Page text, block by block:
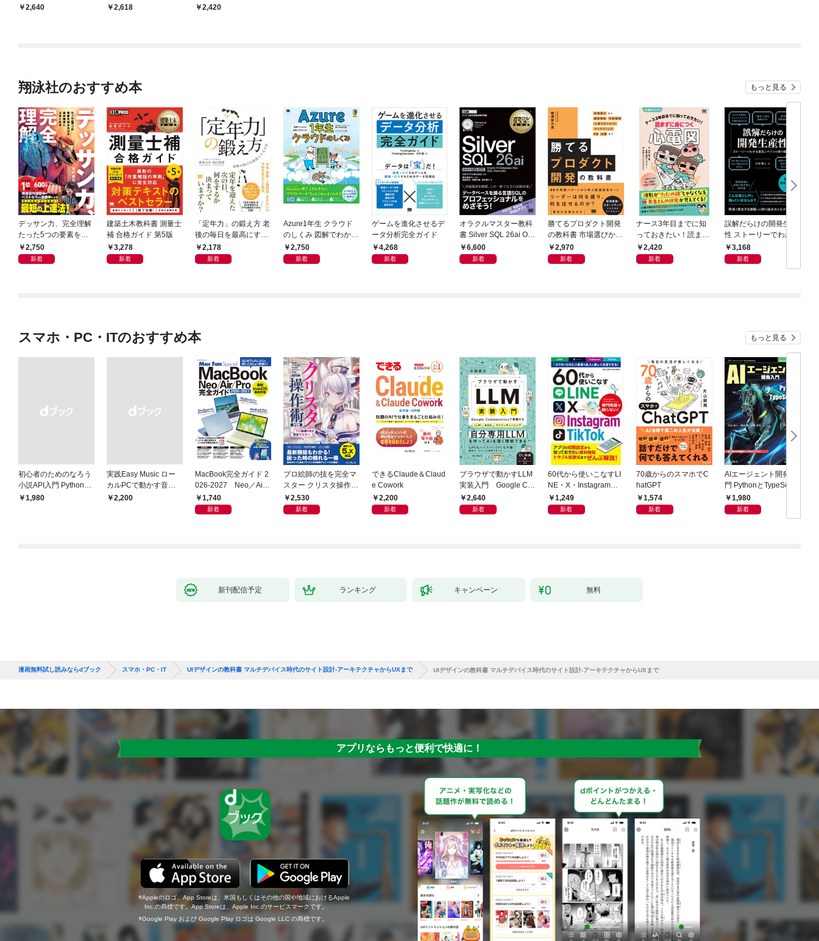
設計と改善を成功させ
2,640
ス時代のインターフェ
2,618
イト設計-アーキテクチ
2,420
翔泳社のおすすめ本 もっと見る
デッサン力、完全理解
たった5つの要素を知
るだけで絵が確実に上
手くなる
2,750
新着
建築土木教科書 測量士
補 合格ガイド 第5版
3,278
新着
「定年力」の鍛え方 老
後の毎日を最高にする
方法2,178
新着
Azure1年生 クラウド
のしくみ 図解でわか
る！会話でまなべる！
2,750
新着
ゲームを進化させるデ
ータ分析完全ガイド
4,268
新着
オラクルマスター教科
書 Silver SQL 26ai Ora
cle AI Database 26ai S
QL Associate（試験番
6,600
新着
勝てるプロダクト開発
の教科書 市場選びから
顧客理解・予算管理・
人事マネジメント・マ
2,970
新着
ナース3年目までに知
っておきたい！読まず
に身につく心電図
2,420
新着
誤解だらけの開発生産
性 ストーリーでわかる
重圧とペインの乗り越
え方
3,168
新着
スマホ・PC・ITのおすすめ本 もっと見る
初心者のためのなろう
小説API入門 Pythonで
作るデータ活用法
￥1,980
実践Easy Music ロー
カルPCで動かす音楽
生成AI完全ガイド
￥2,200
MacBook完全ガイド 2
026-2027 Neo／Air
／Pro対応
1,740
新着
プロ絵師の技を完全マ
スター クリスタ操作術
決定版 改訂2版 CLIP S
TUDIO PAINT PRO/E
2,530
新着
できるClaude＆Claud
e Cowork
2,200
新着
ブラウザで動かすLLM
実装入門 Google Col
aboratoryで実践するL
LM・RAG・ファイン
2,640
新着
60代から使いこなすLI
NE・X・Instagram・T
ikTok
1,249
新着
70歳からのスマホでC
hatGPT
1,574
新着
AIエージェント開発入
門 PythonとTypeScript
で学ぶ実践的手法
1,980
新着
新刊配信予定 ランキング キャンペーン 無料
漫画無料試し読みならdブック スマホ・PC・IT UIデザインの教科書 マルチデバイス時代のサイト設計-アーキテクチャからUXまで UIデザインの教科書 マルチデバイス時代のサイト設計-アーキテクチャからUXまで
アプリならもっと便利で快適に！
Appleのロゴ、App Storeは、米国もしくはその他の国や地域におけるApple
Inc.の商標です。App Storeは、Apple Inc.のサービスマークです。
Google Play および Google Play ロゴは Google LLC の商標です。